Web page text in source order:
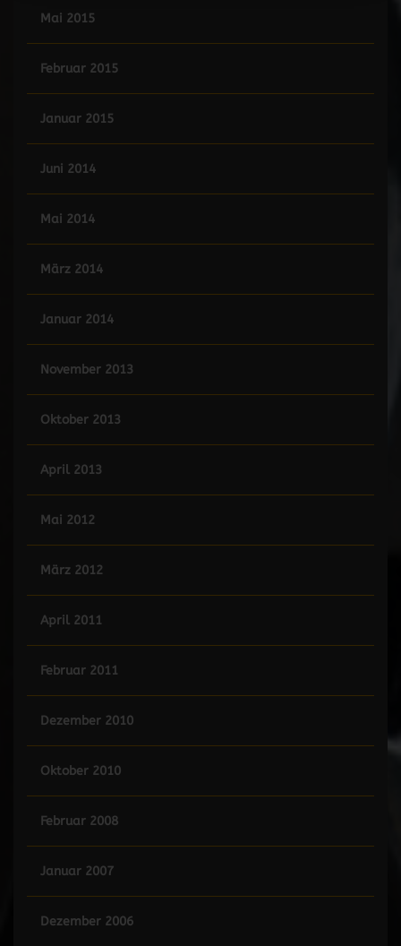
Mai 2015
Februar 2015
Januar 2015
Juni 2014
Mai 2014
März 2014
Januar 2014
November 2013
Oktober 2013
April 2013
Mai 2012
März 2012
April 2011
Februar 2011
Dezember 2010
Oktober 2010
Februar 2008
Januar 2007
Dezember 2006